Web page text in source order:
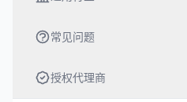
常见问题
授权代理商